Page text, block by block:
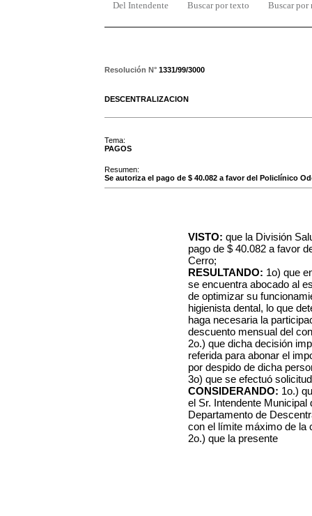
Del Intendente Buscar por texto Buscar por
Resolución N° 1331/99/3000
DESCENTRALIZACION
Tema:
PAGOS
Resumen:
Se autoriza el pago de $ 40.082 a favor del Policlínico
VISTO: que la División
pago de $ 40.082 a favor
Cerro;
RESULTANDO: 1o) que
se encuentra abocado al
de optimizar su
higienista dental, lo que
haga necesaria la
descuento mensual del
2o.) que dicha decisión
referida para abonar el
por despido de dicha
3o) que se efectuó
CONSIDERANDO: 1o.)
el Sr. Intendente
Departamento de
con el límite máximo de la
2o.) que la presente